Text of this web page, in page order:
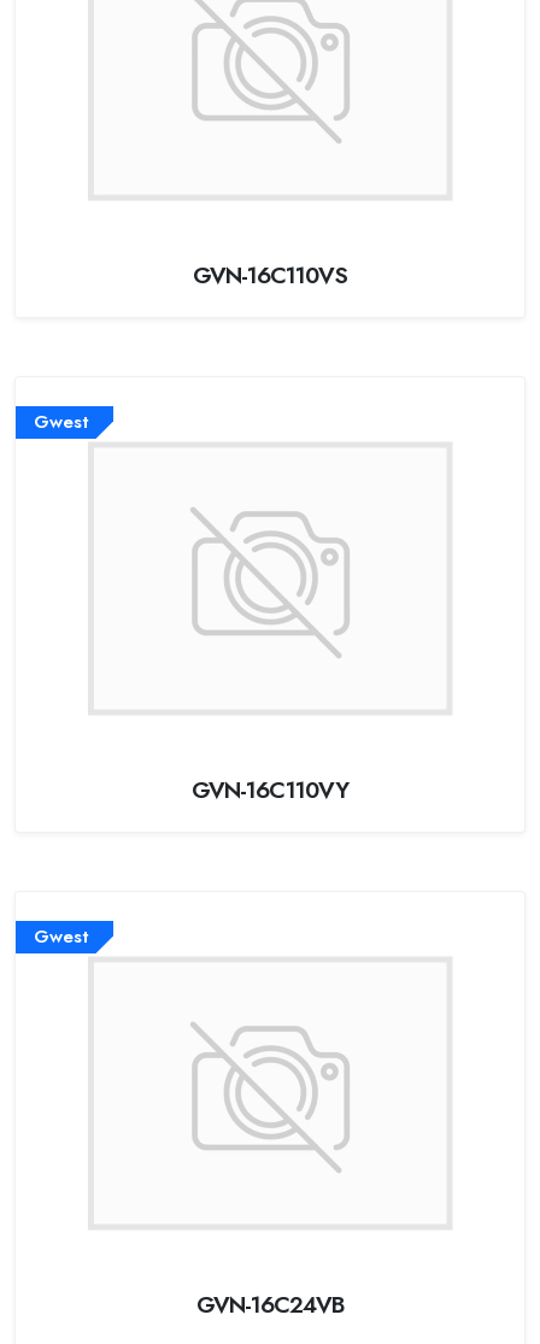
GVN-16C110VS
Gwest
GVN-16C110VY
Gwest
GVN-16C24VB